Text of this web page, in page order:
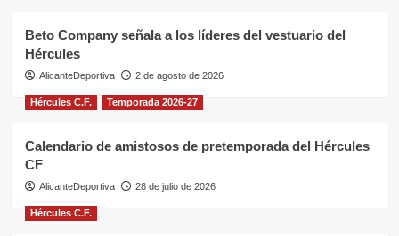
Beto Company señala a los líderes del vestuario del
Hércules
AlicanteDeportiva 2 de agosto de 2026
Hércules C.F. Temporada 2026-27
Calendario de amistosos de pretemporada del Hércules
CF
AlicanteDeportiva 28 de julio de 2026
Hércules C.F.